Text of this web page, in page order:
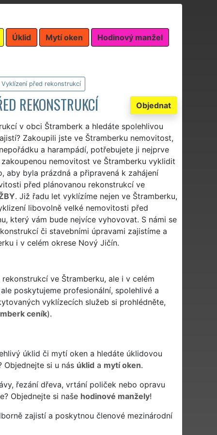
Úklid Mytí oken Hodinový manžel
Vyklízení před rekonstrukcí
Objednat
REKONSTRUKCÍ
v obci Štramberk a hledáte spolehlivou
Zakoupili jste ve Štramberku nemovitost,
a harampádí, potřebujete ji nejprve
nemovitost ve Štramberku vyklidit
aby byla prázdná a připravená k zahájení
před plánovanou rekonstrukcí ve
. Již řadu let vyklízíme nejen ve Štramberku,
libovolně velké nemovitosti před
který vám bude nejvíce vyhovovat. S námi se
či stavebními úpravami zajistíme a
i v celém okrese Nový Jičín.
ve Štramberku, ale i v celém
poskytujeme profesionální, spolehlivé a
vyklízecích služeb si prohlédněte,
ceník).
úklid či mytí oken a hledáte úklidovou
si u nás úklid a mytí oken.
řezání dřeva, vrtání poliček nebo opravu
Objednejte si naše hodinové manžely!
zajistí a poskytnou členové mezinárodní